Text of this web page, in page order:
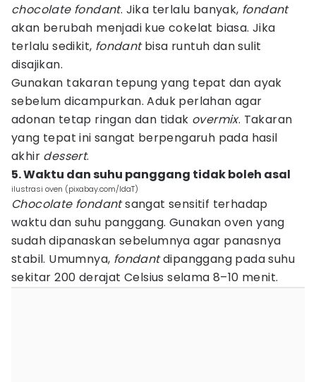
chocolate fondant. Jika terlalu banyak, fondant
akan berubah menjadi kue cokelat biasa. Jika
terlalu sedikit, fondantbisa runtuh dan sulit
disajikan.
Gunakan takaran tepung yang tepat dan ayak
sebelum dicampurkan. Aduk perlahan agar
adonan tetap ringan dan tidak overmix. Takaran
yang tepat ini sangat berpengaruh pada hasil
akhir dessert.
5. Waktu dan suhu panggang tidak boleh asal
ilustrasi oven (pixabay.com/IdaT)
Chocolate fondantsangat sensitif terhadap
waktu dan suhu panggang. Gunakan oven yang
sudah dipanaskan sebelumnya agar panasnya
stabil. Umumnya, fondantdipanggang pada suhu
sekitar 200 derajat Celsius selama 8–10 menit.